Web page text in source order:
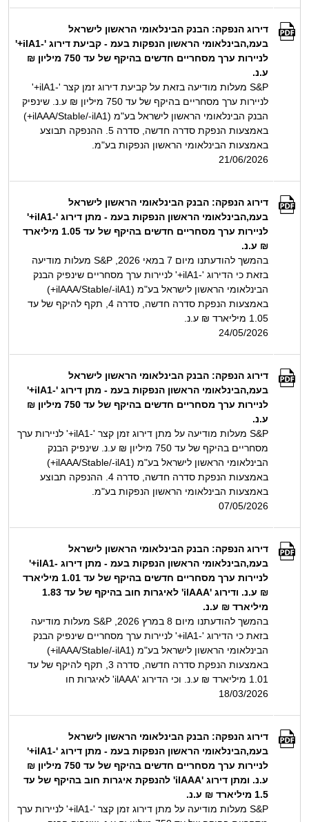
דירוג הנפקה: הבנק הבינלאומי הראשון לישראל
בעמ,הבינלאומי הראשון הנפקות בעמ - קביעת דירוג '-ilA1+'
לניירות ערך מסחריים חדשים בהיקף של עד 750 מיליון ₪
ע.נ.
S&P מעלות מודיעה בזאת על קביעת דירוג זמן קצר '-ilA1+'
לניירות ערך מסחריים בהיקף של עד 750 מיליון ₪ ע.נ. שינפיק
הבנק הבינלאומי הראשון לישראל בע"מ (ilAAA/Stable/-ilA1+)
באמצעות הנפקת סדרה חדשה, סדרה 5. ההנפקה תבוצע
באמצעות הבינלאומי הראשון הנפקות בע"מ.
21/06/2026
דירוג הנפקה: הבנק הבינלאומי הראשון לישראל
בעמ,הבינלאומי הראשון הנפקות בעמ - מתן דירוג '-ilA1+'
לניירות ערך מסחריים חדשים בהיקף של עד 1.05 מיליארד
₪ ע.נ.
בהמשך להודעתנו מיום 7 במאי 2026, S&P מעלות מודיעה
בזאת כי הדירוג '-ilA1+' לניירות ערך מסחריים שינפיק הבנק
הבינלאומי הראשון לישראל בע"מ (ilAAA/Stable/-ilA1+)
באמצעות הנפקת סדרה חדשה, סדרה 4, תקף להיקף של עד
1.05 מיליארד ₪ ע.נ.
24/05/2026
דירוג הנפקה: הבנק הבינלאומי הראשון לישראל
בעמ,הבינלאומי הראשון הנפקות בעמ - מתן דירוג '-ilA1+'
לניירות ערך מסחריים חדשים בהיקף של עד 750 מיליון ₪
ע.נ.
S&P מעלות מודיעה על מתן דירוג זמן קצר '-ilA1+' לניירות ערך
מסחריים בהיקף של עד 750 מיליון ₪ ע.נ. שינפיק הבנק
הבינלאומי הראשון לישראל בע"מ (ilAAA/Stable/-ilA1+)
באמצעות הנפקת סדרה חדשה, סדרה 4. ההנפקה תבוצע
באמצעות הבינלאומי הראשון הנפקות בע"מ.
07/05/2026
דירוג הנפקה: הבנק הבינלאומי הראשון לישראל
בעמ,הבינלאומי הראשון הנפקות בעמ - מתן דירוג -ilA1+'
לניירות ערך מסחריים חדשים בהיקף של עד 1.01 מיליארד
₪ ע.נ. ודירוג 'ilAAA' לאיגרות חוב בהיקף של עד 1.83
מיליארד ₪ ע.נ.
בהמשך להודעתנו מיום 8 במרץ 2026, S&P מעלות מודיעה
בזאת כי הדירוג '-ilA1+' לניירות ערך מסחריים שינפיק הבנק
הבינלאומי הראשון לישראל בע"מ (ilAAA/Stable/-ilA1+)
באמצעות הנפקת סדרה חדשה, סדרה 3, תקף להיקף של עד
1.01 מיליארד ₪ ע.נ. וכי הדירוג 'ilAAA' לאיגרות חו
18/03/2026
דירוג הנפקה: הבנק הבינלאומי הראשון לישראל
בעמ,הבינלאומי הראשון הנפקות בעמ - מתן דירוג '-ilA1+'
לניירות ערך מסחריים חדשים בהיקף של עד 750 מיליון ₪
ע.נ. ומתן דירוג 'ilAAA' להנפקת איגרות חוב בהיקף של עד
1.5 מיליארד ₪ ע.נ.
S&P מעלות מודיעה על מתן דירוג זמן קצר '-ilA1+' לניירות ערך